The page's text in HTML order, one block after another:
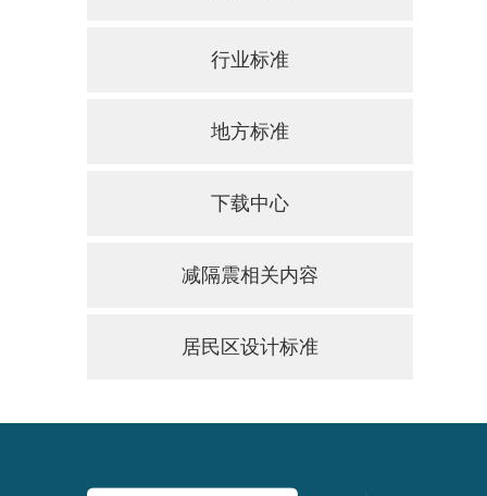
行业标准
地方标准
下载中心
减隔震相关内容
居民区设计标准